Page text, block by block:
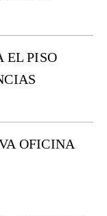
EL PISO
OFICINA